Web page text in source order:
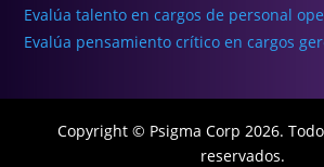
Evalúa talento en cargos de personal
Evalúa pensamiento crítico en cargos
Copyright © Psigma Corp 2026.
reservados.